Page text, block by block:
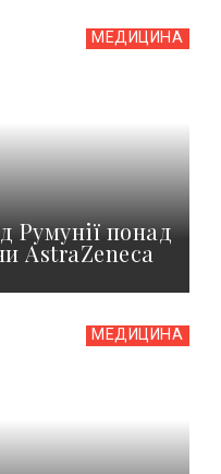
МЕДИЦИНА
Румунії понад
AstraZeneca
МЕДИЦИНА